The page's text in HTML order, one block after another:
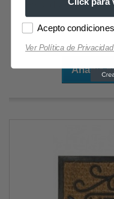
Felpudo Fibra
Añadir
Acepto
Ver Política de